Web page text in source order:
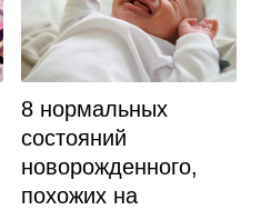
8 нормальных
состояний
новорожденного,
похожих на